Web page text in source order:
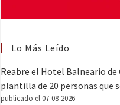
Lo Más Leído
Reabre el Hotel Balneario de
plantilla de 20 personas que
publicado el 07-08-2026